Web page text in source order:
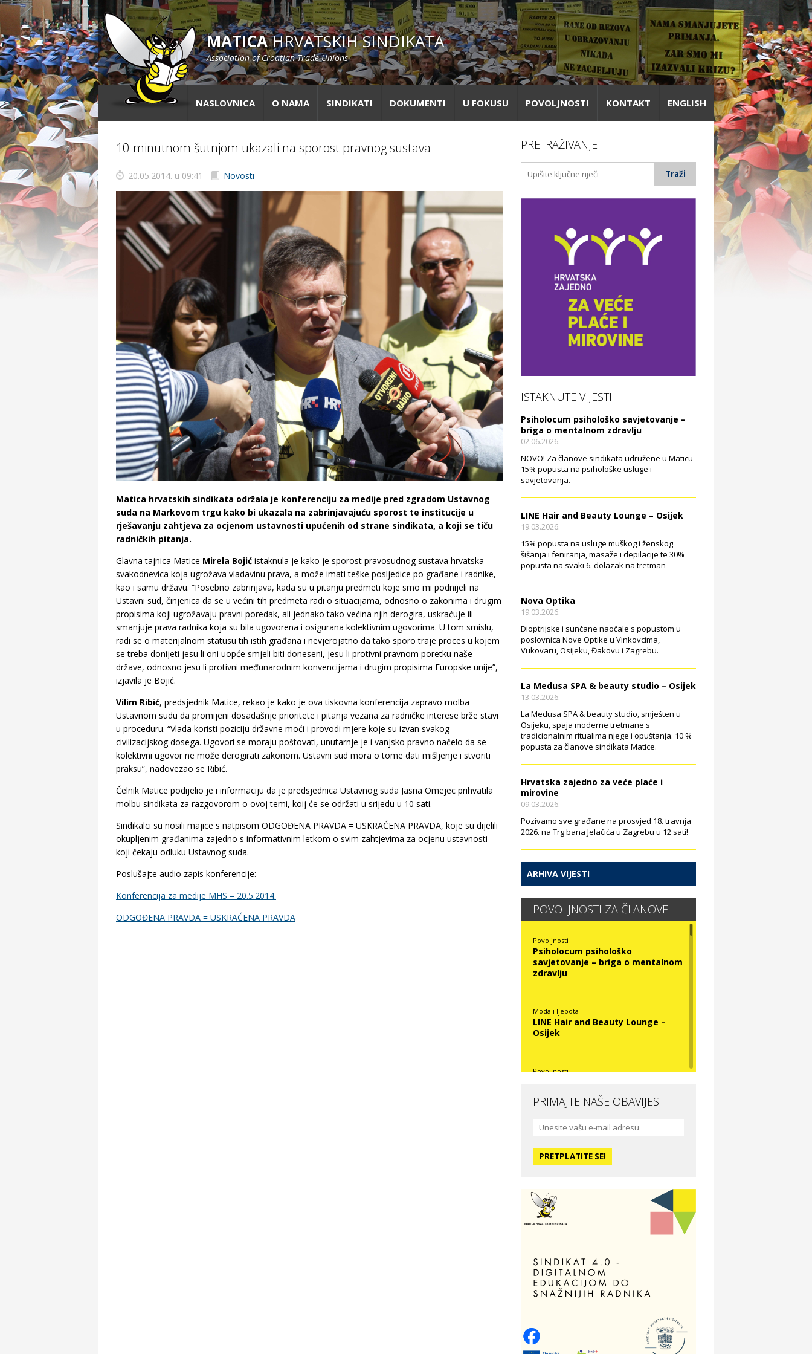
MATICAHRVATSKIH SINDIKATA
Association of Croatian Trade Unions
NASLOVNICA O NAMA SINDIKATI DOKUMENTI U FOKUSU POVOLJNOSTI KONTAKT ENGLISH
10-minutnom šutnjom ukazali na sporost pravnog sustava
20.05.2014. u 09:41 Novosti
Matica hrvatskih sindikata održala je konferenciju za medije pred zgradom Ustavnog
suda na Markovom trgu kako bi ukazala na zabrinjavajuću sporost te institucije u
rješavanju zahtjeva za ocjenom ustavnosti upućenih od strane sindikata, a koji se tiču
radničkih pitanja.
Glavna tajnica Matice Mirela Bojić istaknula je kako je sporost pravosudnog sustava hrvatska
svakodnevica koja ugrožava vladavinu prava, a može imati teške posljedice po građane i radnike,
kao i samu državu. “Posebno zabrinjava, kada su u pitanju predmeti koje smo mi podnijeli na
Ustavni sud, činjenica da se u većini tih predmeta radi o situacijama, odnosno o zakonima i drugim
propisima koji ugrožavaju pravni poredak, ali jednako tako većina njih derogira, uskraćuje ili
smanjuje prava radnika koja su bila ugovorena i osigurana kolektivnim ugovorima. U tom smislu,
radi se o materijalnom statusu tih istih građana i nevjerojatno da tako sporo traje proces u kojem
se treba donijeti jesu li oni uopće smjeli biti doneseni, jesu li protivni pravnom poretku naše
države, odnosno jesu li protivni međunarodnim konvencijama i drugim propisima Europske unije”,
izjavila je Bojić.
Vilim Ribić, predsjednik Matice, rekao je kako je ova tiskovna konferencija zapravo molba
Ustavnom sudu da promijeni dosadašnje prioritete i pitanja vezana za radničke interese brže stavi
u proceduru. “Vlada koristi poziciju državne moći i provodi mjere koje su izvan svakog
civilizacijskog dosega. Ugovori se moraju poštovati, unutarnje je i vanjsko pravno načelo da se
kolektivni ugovor ne može derogirati zakonom. Ustavni sud mora o tome dati mišljenje i stvoriti
praksu”, nadovezao se Ribić.
Čelnik Matice podijelio je i informaciju da je predsjednica Ustavnog suda Jasna Omejec prihvatila
molbu sindikata za razgovorom o ovoj temi, koij će se održati u srijedu u 10 sati.
Sindikalci su nosili majice s natpisom ODGOĐENA PRAVDA = USKRAĆENA PRAVDA, koje su dijelili
okupljenim građanima zajedno s informativnim letkom o svim zahtjevima za ocjenu ustavnosti
koji čekaju odluku Ustavnog suda.
Poslušajte audio zapis konferencije:
Konferencija za medije MHS – 20.5.2014.
ODGOĐENA PRAVDA = USKRAĆENA PRAVDA
PRETRAŽIVANJE
ISTAKNUTE VIJESTI
Psiholocum psihološko savjetovanje –
briga o mentalnom zdravlju
02.06.2026.
NOVO! Za članove sindikata udružene u Maticu
15% popusta na psihološke usluge i
savjetovanja.
LINE Hair and Beauty Lounge – Osijek
19.03.2026.
15% popusta na usluge muškog i ženskog
šišanja i feniranja, masaže i depilacije te 30%
popusta na svaki 6. dolazak na tretman
Nova Optika
19.03.2026.
Dioptrijske i sunčane naočale s popustom u
poslovnica Nove Optike u Vinkovcima,
Vukovaru, Osijeku, Đakovu i Zagrebu.
La Medusa SPA & beauty studio – Osijek
13.03.2026.
La Medusa SPA & beauty studio, smješten u
Osijeku, spaja moderne tretmane s
tradicionalnim ritualima njege i opuštanja. 10 %
popusta za članove sindikata Matice.
Hrvatska zajedno za veće plaće i
mirovine
09.03.2026.
Pozivamo sve građane na prosvjed 18. travnja
2026. na Trg bana Jelačića u Zagrebu u 12 sati!
ARHIVA VIJESTI
POVOLJNOSTI ZA ČLANOVE
Povoljnosti
Psiholocum psihološko
savjetovanje – briga o mentalnom
zdravlju
Moda i ljepota
LINE Hair and Beauty Lounge –
Osijek
Povoljnosti
La Medusa SPA & beauty studio –
Hotel Vila Ružica Crikvenica
Odmor
Villa Baranja – popust na smještaj
Povoljnosti
Optika Adrialeće – online i fizičke
optike
PRIMAJTE NAŠE OBAVIJESTI